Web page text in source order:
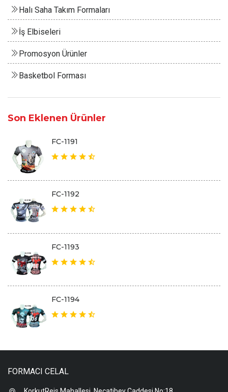
Halı Saha Takım Formaları
İş Elbiseleri
Promosyon Ürünler
Basketbol Forması
Son Eklenen Ürünler
FC-1191
FC-1192
FC-1193
FC-1194
FORMACI CELAL